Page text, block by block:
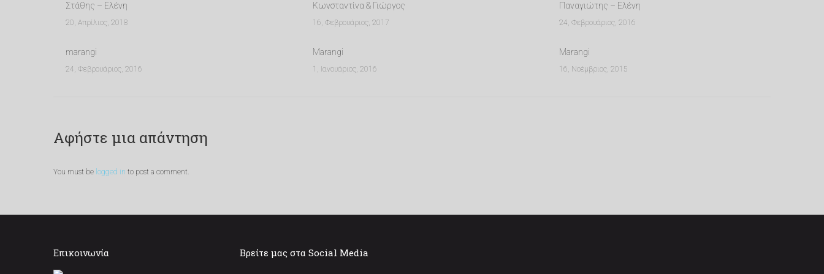
Στάθης – Ελένη
20, Απρίλιος, 2018
Κωνσταντίνα & Γιώργος
16, Φεβρουάριος, 2017
Παναγιώτης – Ελένη
24, Φεβρουάριος, 2016
marangi
24, Φεβρουάριος, 2016
Marangi
1, Ιανουάριος, 2016
Marangi
16, Νοέμβριος, 2015
Αφήστε μια απάντηση
You must be logged in to post a comment.
Επικοινωνία Βρείτε μας στα Social Media